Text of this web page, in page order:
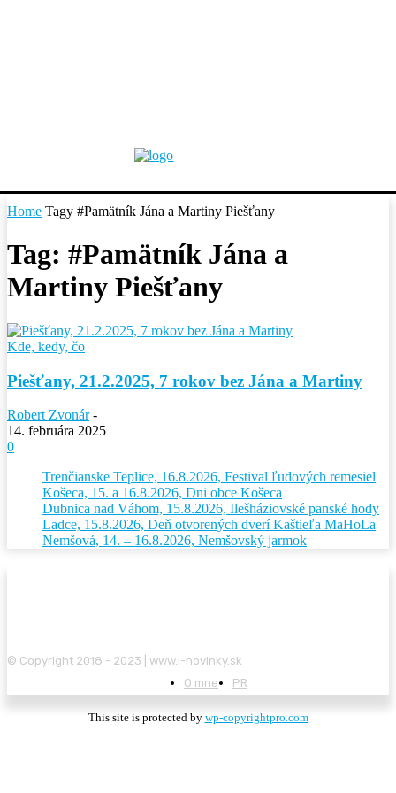
Home Tagy #Pamätník Jána a Martiny Piešťany
Tag: #Pamätník Jána a
Martiny Piešťany
Kde, kedy, čo
Piešťany, 21.2.2025, 7 rokov bez Jána a Martiny
Robert Zvonár -
14. februára 2025
0
Trenčianske Teplice, 16.8.2026, Festival ľudových remesiel
Košeca, 15. a 16.8.2026, Dni obce Košeca
Dubnica nad Váhom, 15.8.2026, Ilešháziovské panské hody
Ladce, 15.8.2026, Deň otvorených dverí Kaštieľa MaHoLa
Nemšová, 14. – 16.8.2026, Nemšovský jarmok
© Copyright 2018 - 2023 | www.i-novinky.sk
O mne
PR
This site is protected by wp-copyrightpro.com